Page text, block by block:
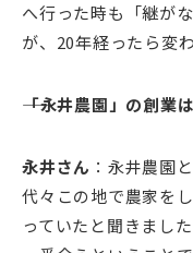
へ行った時も「継が
が、20年経ったら変
――「永井農園」の創
永井さん ：永井農園
代々この地で農家を
っていたと聞きまし